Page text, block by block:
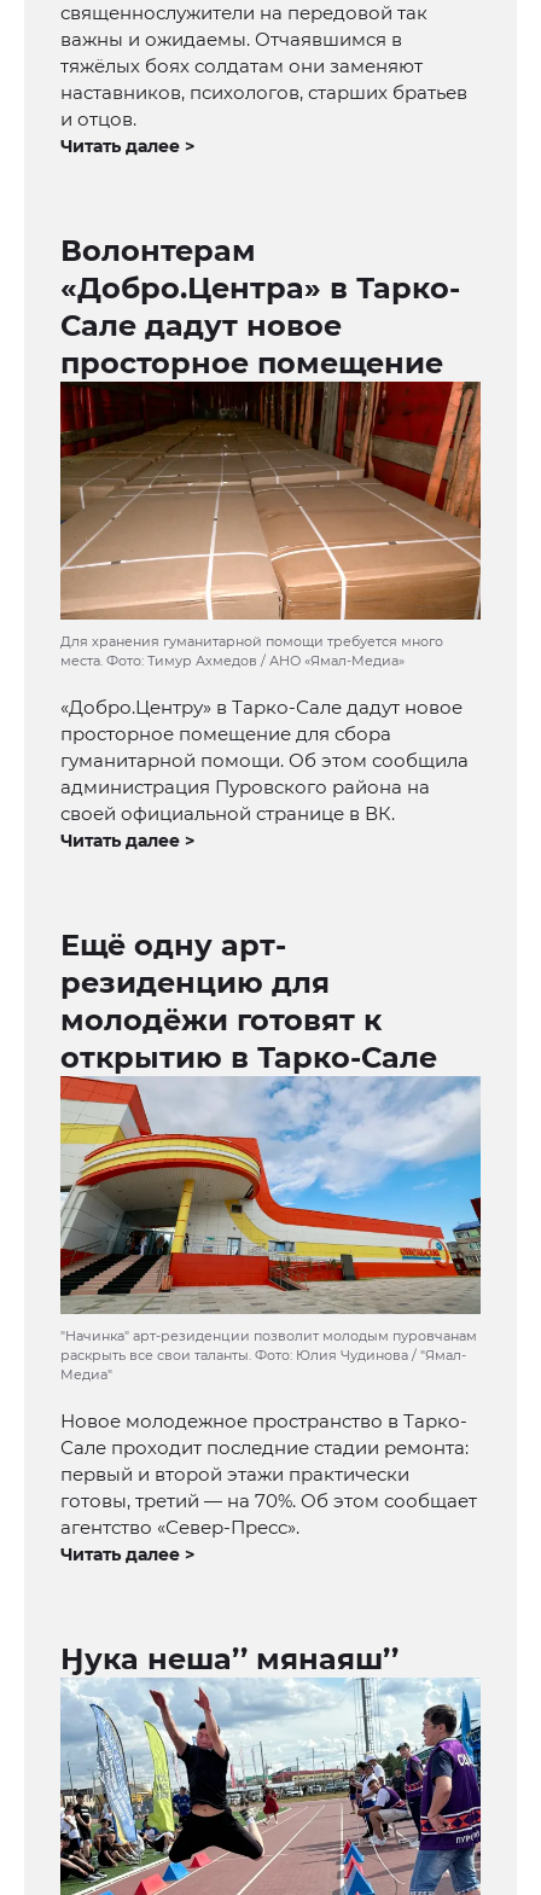
священнослужители на передовой так
важны и ожидаемы. Отчаявшимся в
тяжёлых боях солдатам они заменяют
наставников, психологов, старших братьев
и отцов.
Читать далее >
Волонтерам
«Добро.Центра» в Тарко-
Сале дадут новое
просторное помещение
Для хранения гуманитарной помощи требуется много
места. Фото: Тимур Ахмедов / АНО «Ямал-Медиа»
«Добро.Центру» в Тарко-Сале дадут новое
просторное помещение для сбора
гуманитарной помощи. Об этом сообщила
администрация Пуровского района на
своей официальной странице в ВК.
Читать далее >
Ещё одну арт-
резиденцию для
молодёжи готовят к
открытию в Тарко-Сале
"Начинка" арт-резиденции позволит молодым пуровчанам
раскрыть все свои таланты. Фото: Юлия Чудинова / "Ямал-
Медиа"
Новое молодежное пространство в Тарко-
Сале проходит последние стадии ремонта:
первый и второй этажи практически
готовы, третий — на 70%. Об этом сообщает
агентство «Север-Пресс».
Читать далее >
Ӈука неша’’ мянаяш’’